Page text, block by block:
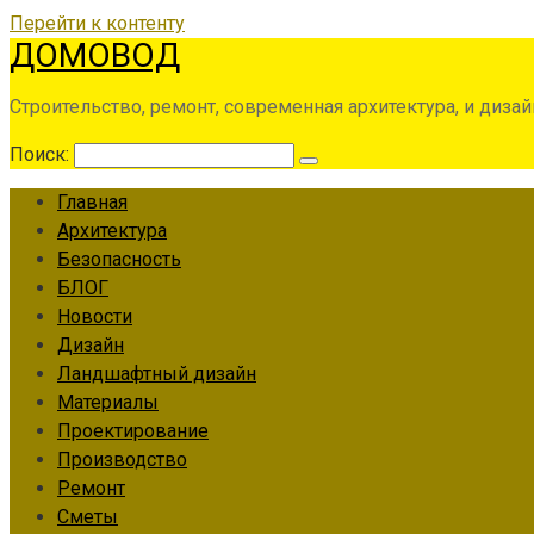
Перейти к контенту
ДОМОВОД
Строительство, ремонт, современная архитектура, и
Поиск:
Главная
Архитектура
Безопасность
БЛОГ
Новости
Дизайн
Ландшафтный дизайн
Материалы
Проектирование
Производство
Ремонт
Сметы